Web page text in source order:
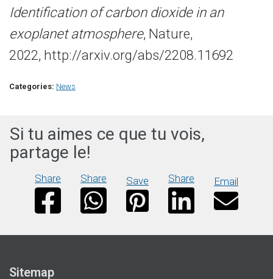
Identification of carbon dioxide in an
exoplanet atmosphere, Nature,
2022, http://arxiv.org/abs/2208.11692
Categories: News
Si tu aimes ce que tu vois,
partage le!
Share Share Save Share Email
Sitemap